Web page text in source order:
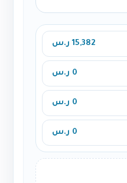
15,382 ر.س
0 ر.س
0 ر.س
0 ر.س